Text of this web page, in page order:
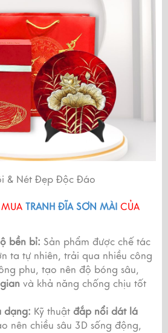
& Nét Đẹp Độc Đáo
TRANH ĐĨA SƠN MÀI CỦA
bền bỉ: Sản phẩm được chế tác
ta tự nhiên, trải qua nhiều công
phu, tạo nên độ bóng sâu,
và khả năng chống chịu tốt
dạng: Kỹ thuật đắp nổi dát lá
nên chiều sâu 3D sống động,